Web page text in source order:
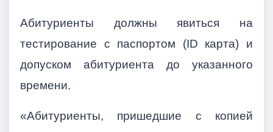
Абитуриенты должны явиться на
тестирование с паспортом (ID карта) и
допуском абитуриента до указанного
времени.
«Абитуриенты, пришедшие с копией